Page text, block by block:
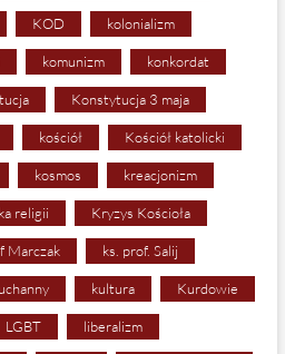
KOD kolonializm
komunizm konkordat
Konstytucja 3 maja
kościół Kościół katolicki
kosmos kreacjonizm
religii Kryzys Kościoła
Marczak ks. prof. Salij
kultura Kurdowie
LGBT liberalizm